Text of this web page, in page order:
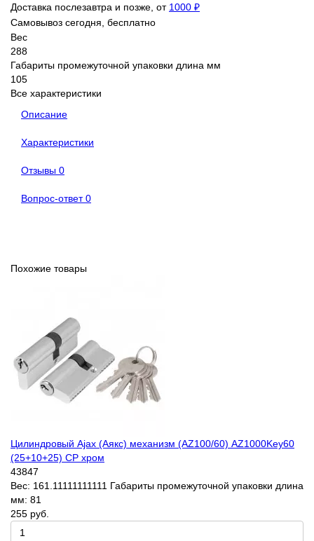
Доставка послезавтра и позже, от 1000 ₽
Самовывоз сегодня, бесплатно
Вес
288
Габариты промежуточной упаковки длина мм
105
Все характеристики
Описание
Характеристики
Отзывы 0
Вопрос-ответ0
Похожие товары
Цилиндровый Ajax (Аякс) механизм (AZ100/60) AZ1000Key60
(25+10+25) CP хром
43847
Вес: 161.11111111111 Габариты промежуточной упаковки длина
мм: 81
255 руб.